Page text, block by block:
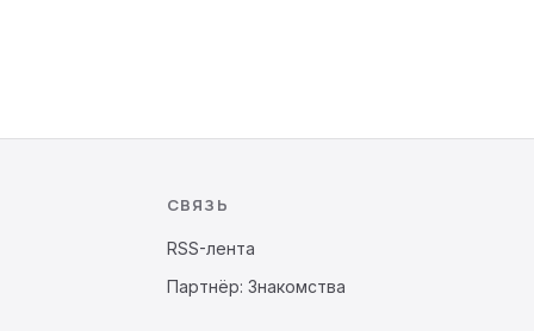
СВЯЗЬ
RSS-лента
Партнёр: Знакомства